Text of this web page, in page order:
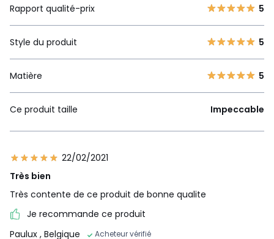
Rapport qualité-prix 5
Style du produit 5
Matière 5
Ce produit taille Impeccable
22/02/2021
Très bien
Très contente de ce produit de bonne qualite
Je recommande ce produit
Paulux , Belgique Acheteur vérifié